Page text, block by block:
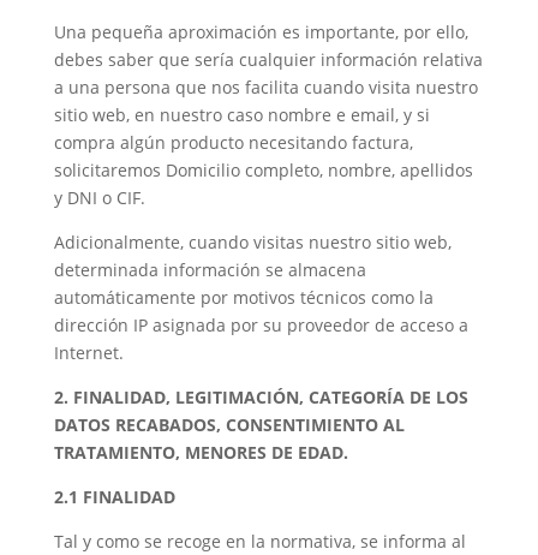
Una pequeña aproximación es importante, por ello,
debes saber que sería cualquier información relativa
a una persona que nos facilita cuando visita nuestro
sitio web, en nuestro caso nombre e email, y si
compra algún producto necesitando factura,
solicitaremos Domicilio completo, nombre, apellidos
y DNI o CIF.
Adicionalmente, cuando visitas nuestro sitio web,
determinada información se almacena
automáticamente por motivos técnicos como la
dirección IP asignada por su proveedor de acceso a
Internet.
2. FINALIDAD, LEGITIMACIÓN, CATEGORÍA DE LOS
DATOS RECABADOS, CONSENTIMIENTO AL
TRATAMIENTO, MENORES DE EDAD.
2.1 FINALIDAD
Tal y como se recoge en la normativa, se informa al